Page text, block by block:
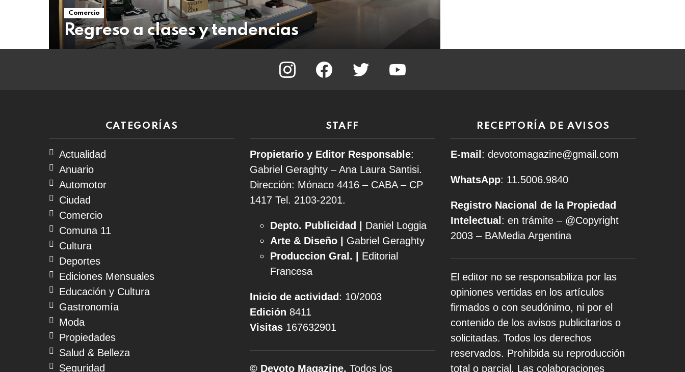
Comercio
Regreso a clases y tendencias
instagram facebook twitter
CATEGORÍAS
Actualidad
Anuario
Automotor
Ciudad
Comercio
Comuna 11
Cultura
Deportes
Ediciones Mensuales
Educación y Cultura
Gastronomía
Moda
Propiedades
Salud & Belleza
Seguridad
STAFF
Propietario y Editor Responsable:
Gabriel Geraghty – Ana Laura Santisi.
Dirección: Mónaco 4416 – CABA – CP
1417 Tel. 2103-2201.
Depto. Publicidad |
Daniel Loggia
Arte & Diseño | Gabriel Geraghty
Produccion Gral. |
Editorial
Francesa
Inicio de actividad : 10/2003
Edición 8411
Visitas 167632901
© Devoto Magazine. Todos los
RECEPTORÍA DE AVISOS
E-mail : devotomagazine@gmail.com
WhatsApp: 11.5006.9840
Registro Nacional de la Propiedad
Intelectual : en trámite – @Copyright
2003 – BAMedia Argentina
El editor no se responsabiliza por las
opiniones vertidas en los artículos
firmados o con seudónimo, ni por el
contenido de los avisos publicitarios o
solicitadas. Todos los derechos
reservados. Prohibida su reproducción
total o parcial. Las colaboraciones